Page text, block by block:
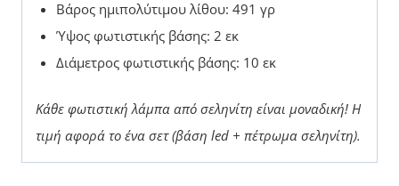
Βάρος ημιπολύτιμου λίθου: 491 γρ
Ύψος φωτιστικής βάσης: 2 εκ
Διάμετρος φωτιστικής βάσης: 10 εκ
Κάθε φωτιστική λάμπα από σεληνίτη είναι μοναδική! Η
τιμή αφορά το ένα σετ (βάση led + πέτρωμα σεληνίτη).